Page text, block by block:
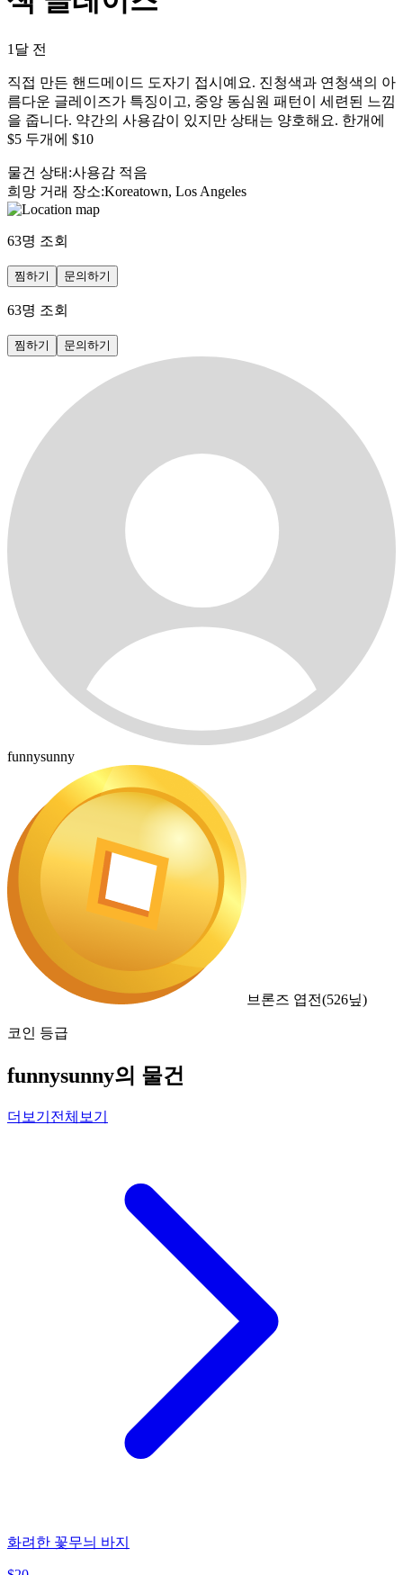
1달 전
직접 만든 핸드메이드 도자기 접시예요. 진청색과 연청색의 아
름다운 글레이즈가 특징이고, 중앙 동심원 패턴이 세련된 느낌
을 줍니다. 약간의 사용감이 있지만 상태는 양호해요. 한개에
$5 두개에 $10
물건 상태 :사용감 적음
희망 거래 장소:Koreatown, Los Angeles
63명 조회
찜하기 문의하기
63명 조회
찜하기 문의하기
funnysunny
브론즈 엽전(526닢)
코인 등급
funnysunny의 물건
더보기 전체보기
화려한 꽃무늬 바지